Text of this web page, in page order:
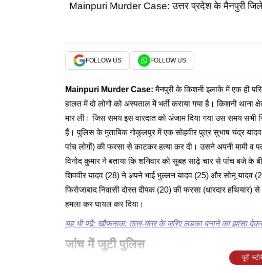
Mainpuri Murder Case: उत्तर प्रदेश के मैनपुरी जिले
Playing in picture-in-picture
FOLLOW US FOLLOW US
Mainpuri Murder Case:मैनपुरी के किशनी इलाके में एक ही
हालत में दो लोगों को अस्पताल में भर्ती कराया गया है। किशनी
मार ली। जिस समय इस वारदात को अंजाम दिया गया उस समय सभी
हैं। पुलिस के मुताबिक गोकुलपुर में एक सोहवीर पुत्र सुभाष चंद्र यादव
पांच लोगों) की फरसा से काटकर हत्या कर दी। उसने अपनी मामी व
विनोद कुमार ने बताया कि शनिवार को सुबह साढ़े चार से पांच बजे के
शिववीर यादव (28) ने अपने भाई भुल्लन यादव (25) और सोनू यादव
फिरोजाबाद निवासी दोस्त दीपक (20) की फरसा (धारदार
हमला कर घायल कर दिया।
यह भी पढ़ें: खौफनाक: तंत्र-मंत्र के जरिए लड़का बनाने का झांसा
जांच में जुटी पुलिस
पूरी